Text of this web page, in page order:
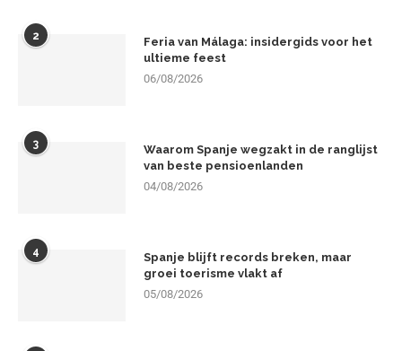
2
Feria van Málaga: insidergids voor het
ultieme feest
06/08/2026
3
Waarom Spanje wegzakt in de ranglijst
van beste pensioenlanden
04/08/2026
4
Spanje blijft records breken, maar
groei toerisme vlakt af
05/08/2026